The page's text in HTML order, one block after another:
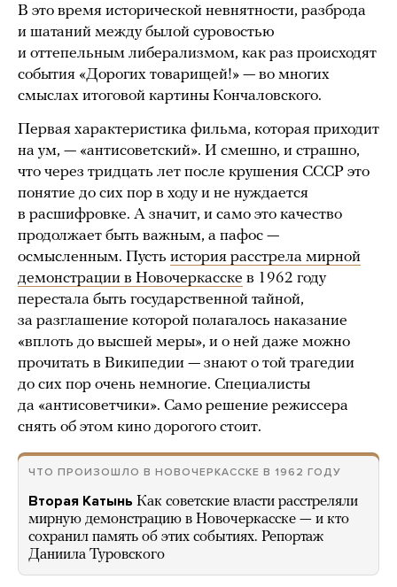
В это время исторической невнятности, разброда
и шатаний между былой суровостью
и оттепельным либерализмом, как раз происходят
события «Дорогих товарищей!» — во многих
смыслах итоговой картины Кончаловского.
Первая характеристика фильма, которая приходит
на ум, — «антисоветский». И смешно, и страшно,
что через тридцать лет после крушения СССР это
понятие до сих пор в ходу и не нуждается
в расшифровке. А значит, и само это качество
продолжает быть важным, а пафос —
осмысленным. Пусть история расстрела мирной
демонстрации в Новочеркасске в 1962 году
перестала быть государственной тайной,
за разглашение которой полагалось наказание
«вплоть до высшей меры», и о ней даже можно
прочитать в Википедии — знают о той трагедии
до сих пор очень немногие. Специалисты
да «антисоветчики». Само решение режиссера
снять об этом кино дорогого стоит.
ЧТО ПРОИЗОШЛО В НОВОЧЕРКАССКЕ В 1962 ГОДУ
Вторая Катынь Как советские власти расстреляли
мирную демонстрацию в Новочеркасске — и кто
сохранил память об этих событиях. Репортаж
Даниила Туровского